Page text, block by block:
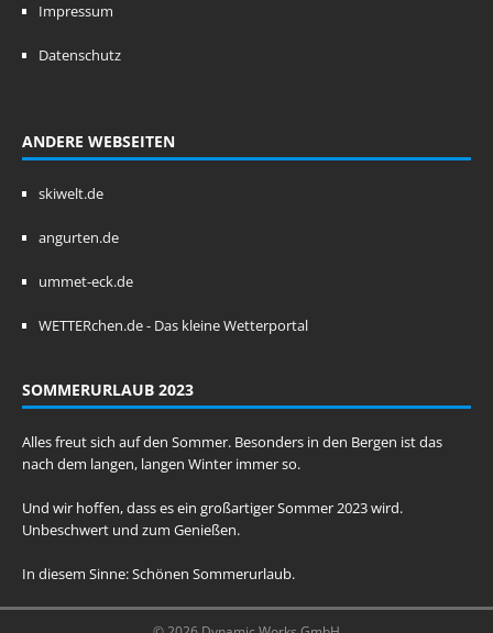
Impressum
Datenschutz
ANDERE WEBSEITEN
skiwelt.de
angurten.de
ummet-eck.de
WETTERchen.de - Das kleine Wetterportal
SOMMERURLAUB 2023
Alles freut sich auf den Sommer. Besonders in den Bergen ist das
nach dem langen, langen Winter immer so.
Und wir hoffen, dass es ein großartiger Sommer 2023 wird.
Unbeschwert und zum Genießen.
In diesem Sinne: Schönen Sommerurlaub.